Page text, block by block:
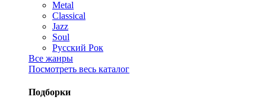
Metal
Classical
Jazz
Soul
Русский Рок
Все жанры
Посмотреть весь каталог
Подборки